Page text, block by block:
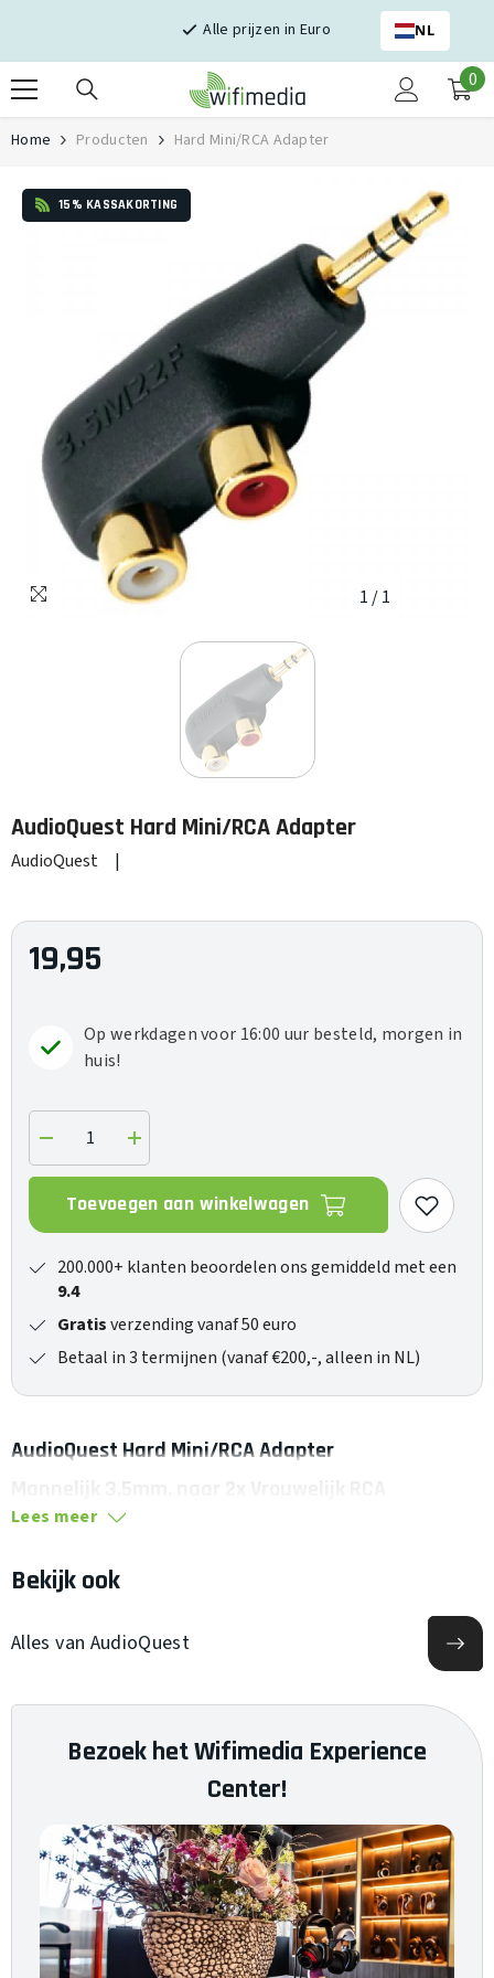
Alle prijzen in Euro NL
0
0
Home Producten Hard Mini/RCA Adapter
AudioQuest Hard Mini/RCA Adapter
AudioQuest |
15% KASSAKORTING
1 / 1
19,95
Op werkdagen voor 16:00 uur besteld, morgen in
huis!
Verlaag
de
hoeveelheid
voor
Hard
Verhoog
de
hoeveelheid
Hard
Toevoegen aan winkelwagen
200.000+ klanten beoordelen ons gemiddeld met een
9.4
Gratisverzending vanaf 50 euro
Betaal in 3 termijnen (vanaf €200,-, alleen in NL)
AudioQuest Hard Mini/RCA Adapter
Lees meer
Bekijk ook
Alles van AudioQuest
Bezoek het Wifimedia Experience
Center!